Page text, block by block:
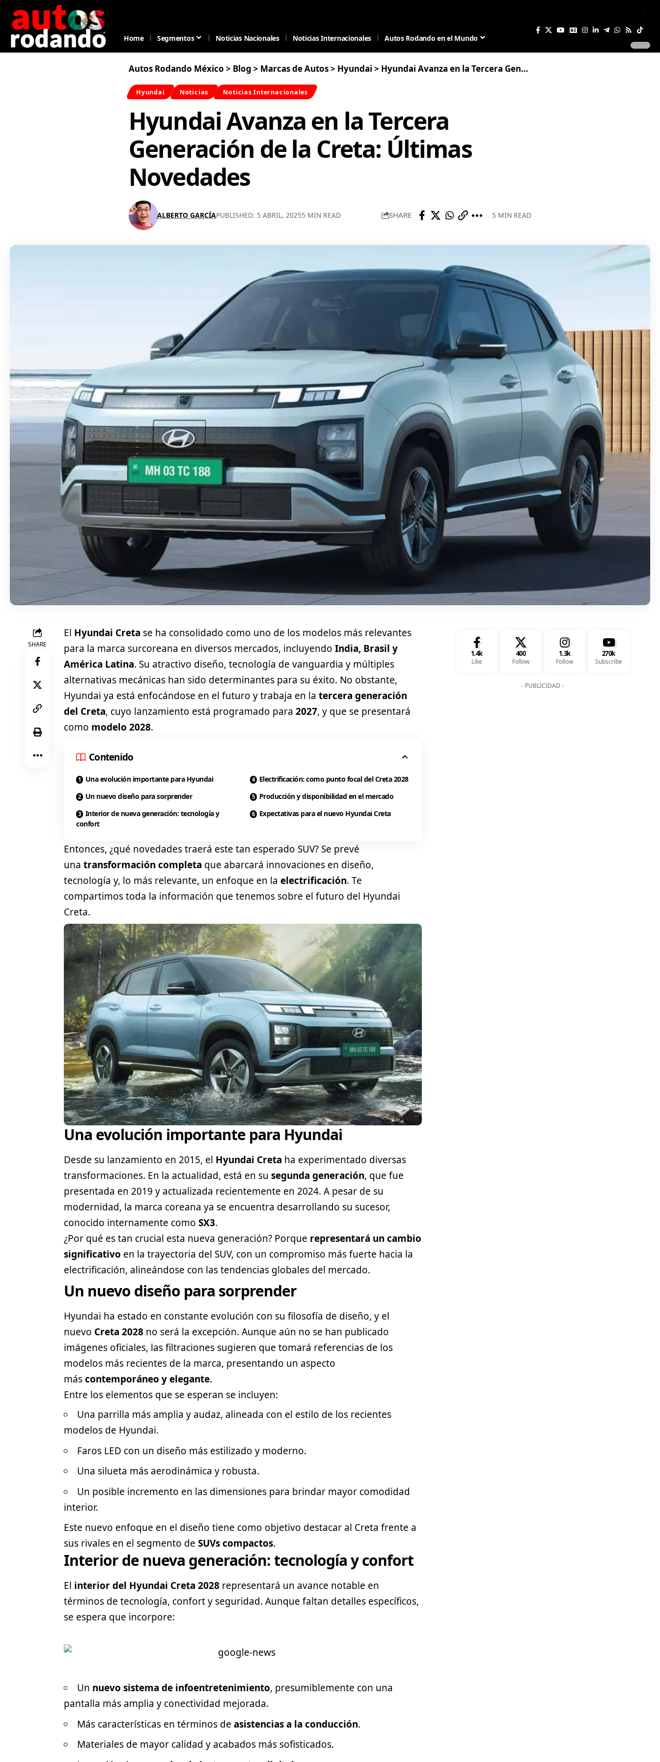
Home Segmentos Noticias Nacionales Noticias Internacionales Autos Rodando en el Mundo
Autos Rodando México > Blog > Marcas de Autos> Hyundai > Hyundai Avanza en la Tercera Generación de la Creta: Últimas Novedades
Hyundai Noticias Noticias Internacionales
Hyundai Avanza en la Tercera
Generación de la Creta: Últimas
Novedades
ALBERTO GARCÍAPUBLISHED: 5 ABRIL, 20255 MIN READ SHARE 5 MIN READ
SHARE
El Hyundai Creta se ha consolidado como uno de los modelos más relevantes
para la marca surcoreana en diversos mercados, incluyendo India, Brasil y
América Latina. Su atractivo diseño, tecnología de vanguardia y múltiples
alternativas mecánicas han sido determinantes para su éxito. No obstante,
Hyundai ya está enfocándose en el futuro y trabaja en la tercera generación
del Creta, cuyo lanzamiento está programado para 2027, y que se presentará
como modelo 2028.
Contenido
Una evolución importante para Hyundai
Un nuevo diseño para sorprender
Interior de nueva generación: tecnología y
confort
Electrificación: como punto focal del Creta 2028
Producción y disponibilidad en el mercado
Expectativas para el nuevo Hyundai Creta
Entonces, ¿qué novedades traerá este tan esperado SUV? Se prevé
una transformación completa que abarcará innovaciones en diseño,
tecnología y, lo más relevante, un enfoque en la electrificación. Te
compartimos toda la información que tenemos sobre el futuro del Hyundai
Creta.
Una evolución importante para Hyundai
Desde su lanzamiento en 2015, el Hyundai Creta ha experimentado diversas
transformaciones. En la actualidad, está en su segunda generación, que fue
presentada en 2019 y actualizada recientemente en 2024. A pesar de su
modernidad, la marca coreana ya se encuentra desarrollando su sucesor,
conocido internamente como SX3.
¿Por qué es tan crucial esta nueva generación? Porque representará un cambio
significativo en la trayectoria del SUV, con un compromiso más fuerte hacia la
electrificación, alineándose con las tendencias globales del mercado.
Un nuevo diseño para sorprender
Hyundai ha estado en constante evolución con su filosofía de diseño, y el
nuevo Creta 2028 no será la excepción. Aunque aún no se han publicado
imágenes oficiales, las filtraciones sugieren que tomará referencias de los
modelos más recientes de la marca, presentando un aspecto
máscontemporáneo y elegante.
Entre los elementos que se esperan se incluyen:
Una parrilla más amplia y audaz, alineada con el estilo de los recientes
modelos de Hyundai.
Faros LED con un diseño más estilizado y moderno.
Una silueta más aerodinámica y robusta.
Un posible incremento en las dimensiones para brindar mayor comodidad
interior.
Este nuevo enfoque en el diseño tiene como objetivo destacar al Creta frente a
sus rivales en el segmento de SUVs compactos.
Interior de nueva generación: tecnología y confort
El interior del Hyundai Creta 2028 representará un avance notable en
términos de tecnología, confort y seguridad. Aunque faltan detalles específicos,
se espera que incorpore:
Un nuevo sistema de infoentretenimiento, presumiblemente con una
pantalla más amplia y conectividad mejorada.
Más características en términos de asistencias a la conducción.
Materiales de mayor calidad y acabados más sofisticados.
1.4k
Like
400
Follow
1.3k
Follow
270k
Subscribe
- PUBLICIDAD -